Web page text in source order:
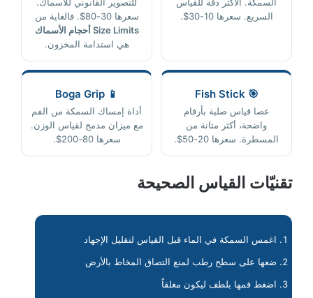
السريع. سعرها 10-30$.
سعرها 30-80$. فالغاية من
Size Limits أحجام الأسماك
هي استدامة المخزون.
🎯 Fish Stick
عصا قياس صلبة بأرقام
واضحة، أكثر متانة من
المسطرة. سعرها 20-50$.
📱 Boga Grip
أداة إمساك السمكة من الفم
مع ميزان مدمج لقياس الوزن.
سعرها 80-200$.
تقنيّات القياس الصحيحة
اغمس السمكة في الماء قبل القياس لتقليل الإجهاد
ضعها على سطح رطب لمنع التصاق المخاط بالأرض
اضغط فمها بلطف ليكون مغلقاً